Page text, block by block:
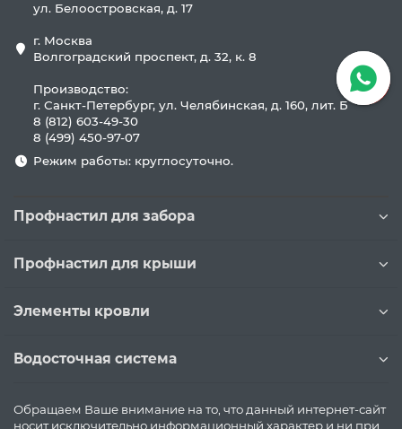
ул. Белоостровская, д. 17
г. Москва
Волгоградский проспект, д. 32, к. 8
Производство:
г. Санкт-Петербург, ул. Челябинская, д. 160, лит. Б
8 (812) 603-49-30
8 (499) 450-97-07
Режим работы: круглосуточно.
Профнастил для забора
Профнастил для крыши
Элементы кровли
Водосточная система
Обращаем Ваше внимание на то, что данный интернет-сайт
носит исключительно информационный характер и ни при